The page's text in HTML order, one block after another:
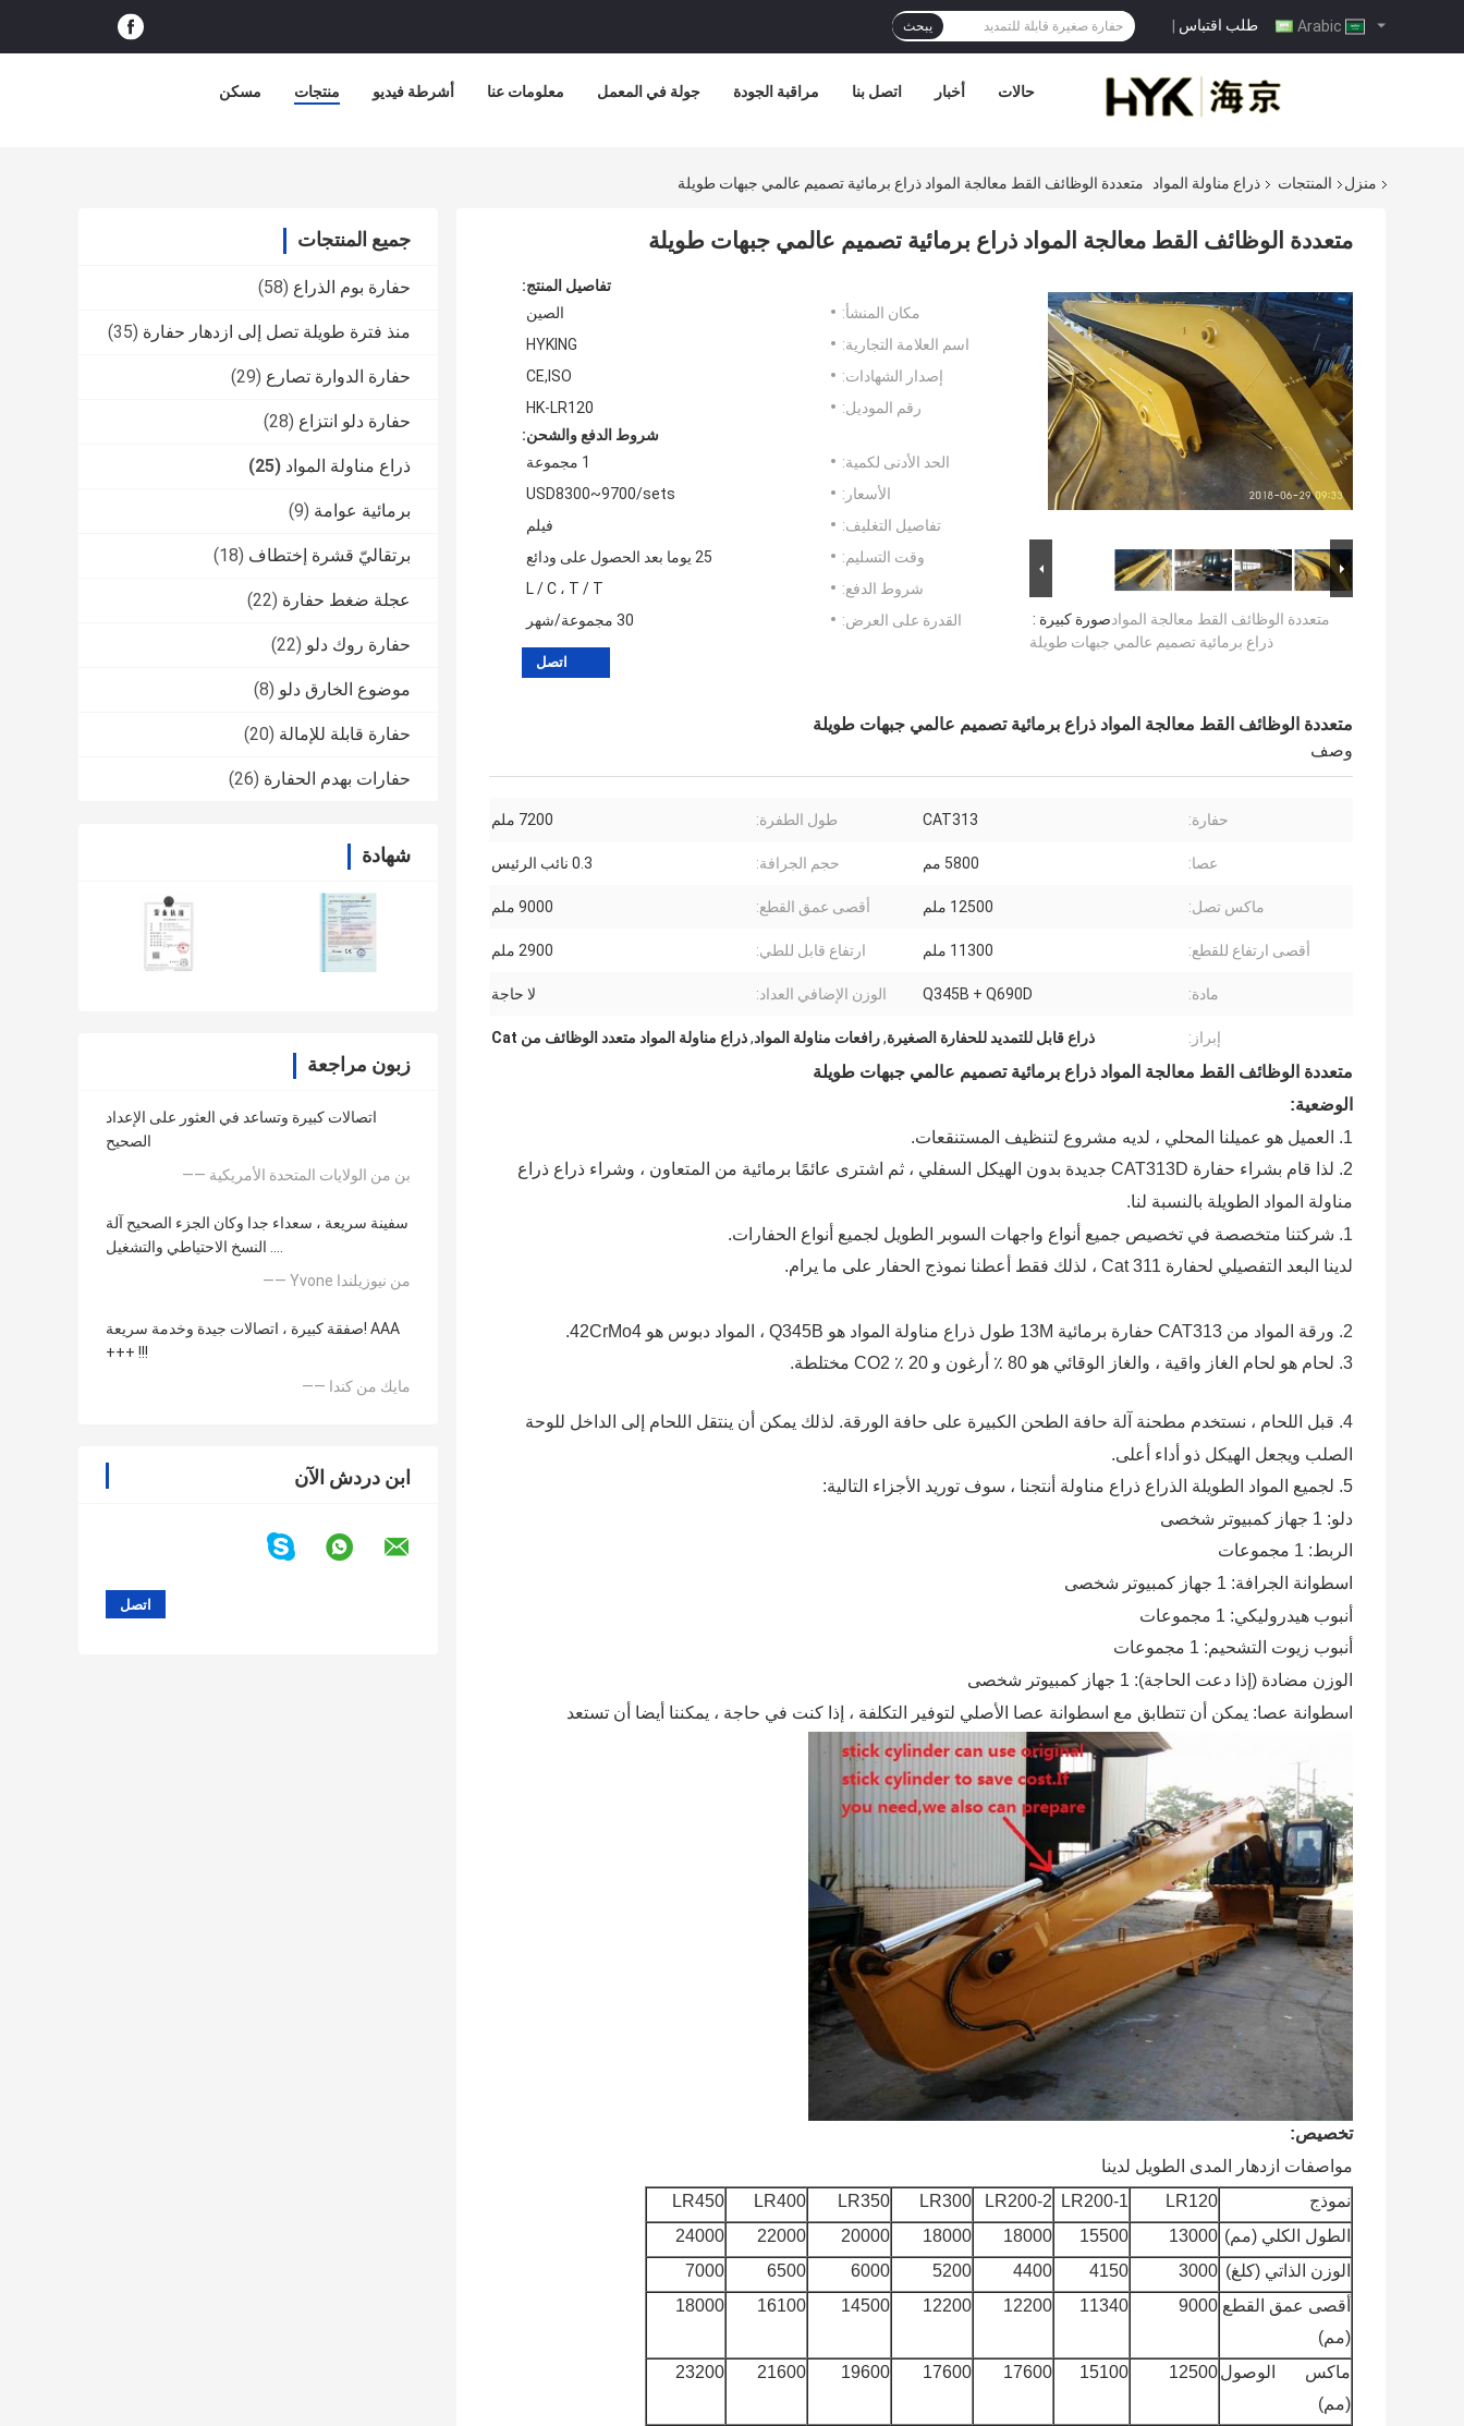
طلب اقتباس | يبحث
مسكن منتجات أشرطة فيديو معلومات عنا جولة في المعمل مراقبة الجودة اتصل بنا أخبار حالات
منزل المنتجات ذراع مناولة المواد متعددة الوظائف القط معالجة المواد ذراع برمائية تصميم عالمي جبهات طويلة
جميع المنتجات
حفارة بوم الذراع (58)
منذ فترة طويلة تصل إلى ازدهار حفارة (35)
حفارة الدوارة تصارع (29)
حفارة دلو انتزاع (28)
ذراع مناولة المواد (25)
برمائية عوامة (9)
برتقاليّ قشرة إختطاف (18)
عجلة ضغط حفارة (22)
حفارة روك دلو (22)
موضوع الخارق دلو (8)
حفارة قابلة للإمالة (20)
حفارات بهدم الحفارة (26)
شهادة
زبون مراجعة
اتصالات كبيرة وتساعد في العثور على الإعداد
الصحيح
—— بن من الولايات المتحدة الأمريكية
سفينة سريعة ، سعداء جدا وكان الجزء الصحيح آلة
النسخ الاحتياطي والتشغيل ....
—— Yvone من نيوزيلندا
صفقة كبيرة ، اتصالات جيدة وخدمة سريعة! AAA
+++ !!!
—— مايك من كندا
ابن دردش الآن
متعددة الوظائف القط معالجة المواد ذراع برمائية تصميم عالمي جبهات طويلة
صورة كبيرة :متعددة الوظائف القط معالجة المواد
ذراع برمائية تصميم عالمي جبهات طويلة
تفاصيل المنتج:
مكان المنشأ:
الصين
اسم العلامة التجارية:
HYKING
إصدار الشهادات:
CE,ISO
رقم الموديل:
HK-LR120
شروط الدفع والشحن:
الحد الأدنى لكمية:
1 مجموعة
الأسعار:
USD8300~9700/sets
تفاصيل التغليف:
فيلم
وقت التسليم:
25 يوما بعد الحصول على ودائع
شروط الدفع:
L / C ، T / T
القدرة على العرض:
30 مجموعة/شهر
اتصل
متعددة الوظائف القط معالجة المواد ذراع برمائية تصميم عالمي جبهات طويلة
وصف
حفارة: CAT313 طول الطفرة: 7200 ملم
عصا: 5800 مم حجم الجرافة: 0.3 نائب الرئيس
ماكس تصل: 12500 ملم أقصى عمق القطع: 9000 ملم
أقصى ارتفاع للقطع: 11300 ملم ارتفاع قابل للطي: 2900 ملم
مادة: Q345B + Q690D الوزن الإضافي العداد: لا حاجة
إبراز: ذراع قابل للتمديد للحفارة الصغيرة,رافعات مناولة المواد,ذراع مناولة المواد متعدد الوظائف من Cat
متعددة الوظائف القط معالجة المواد ذراع برمائية تصميم عالمي جبهات طويلة
الوضعية:
1. العميل هو عميلنا المحلي ، لديه مشروع لتنظيف المستنقعات.
2. لذا قام بشراء حفارة CAT313D جديدة بدون الهيكل السفلي ، ثم اشترى عائمًا برمائية من المتعاون ، وشراء ذراع ذراع
مناولة المواد الطويلة بالنسبة لنا.
1. شركتنا متخصصة في تخصيص جميع أنواع واجهات السوبر الطويل لجميع أنواع الحفارات.
لدينا البعد التفصيلي لحفارة Cat 311 ، لذلك فقط أعطنا نموذج الحفار على ما يرام.
2. ورقة المواد من
هو Q345B ، المواد دبوس هو 42CrMo4.
3. لحام هو لحام الغاز واقية ، والغاز الوقائي هو 80 ٪ أرغون و 20 ٪ CO2 مختلطة.
4. قبل اللحام ، نستخدم مطحنة آلة حافة الطحن الكبيرة على حافة الورقة. لذلك يمكن أن ينتقل اللحام إلى الداخل للوحة
الصلب ويجعل الهيكل ذو أداء أعلى.
5. لجميع المواد الطويلة الذراع ذراع مناولة أنتجنا ، سوف توريد الأجزاء التالية:
دلو: 1 جهاز كمبيوتر شخصى
الربط: 1 مجموعات
اسطوانة الجرافة: 1 جهاز كمبيوتر شخصى
أنبوب هيدروليكي: 1 مجموعات
أنبوب زيوت التشحيم: 1 مجموعات
الوزن مضادة (إذا دعت الحاجة): 1 جهاز كمبيوتر شخصى
اسطوانة عصا: يمكن أن تتطابق مع اسطوانة عصا الأصلي لتوفير التكلفة ، إذا كنت في حاجة ، يمكننا أيضا أن تستعد
تخصيص:
مواصفات ازدهار المدى الطويل لدينا
نموذج
LR120
LR200-1
LR200-2
LR300
LR350
LR400
LR450
الطول الكلي (مم) 13000
15500
18000
18000
20000
22000
24000
الوزن الذاتي (كلغ) 3000
4150
4400
5200
6000
6500
7000
أقصى عمق القطع
(مم)
9000
11340
12200
12200
14500
16100
18000
ماكس الوصول
(مم)
12500
15100
17600
17600
19600
21600
23200